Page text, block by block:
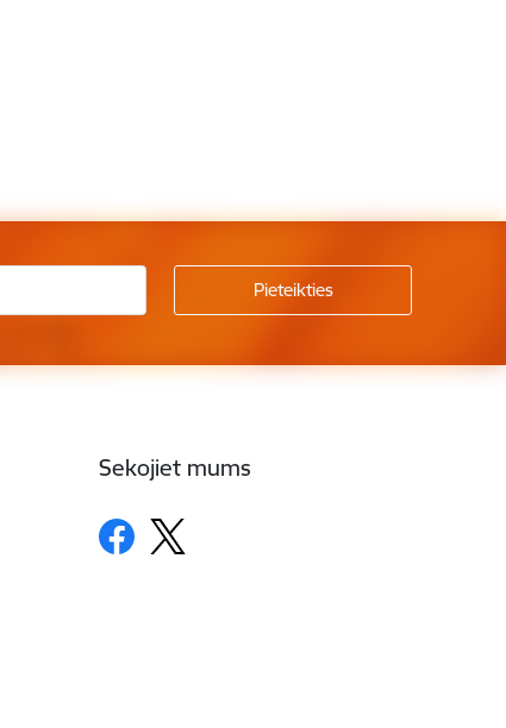
Sekojiet mums